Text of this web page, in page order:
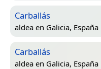
Carballás
aldea en Galicia, España
Carballás
aldea en Galicia, España